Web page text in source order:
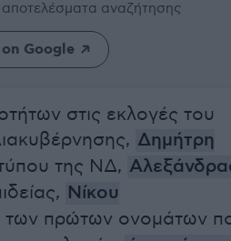
αναζήτησης
Google
στις εκλογές του
Δημήτρη
της ΝΔ,
Νίκου
των πρώτων ονομάτων